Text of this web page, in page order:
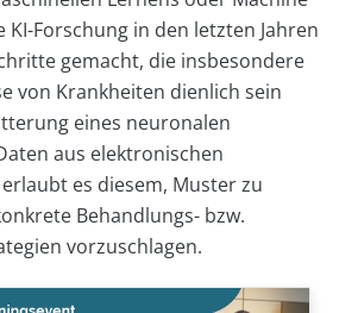
KI-Forschung in den letzten Jahren
gemacht, die insbesondere
von Krankheiten dienlich sein
eines neuronalen
aus elektronischen
es diesem, Muster zu
Behandlungs- bzw.
vorzuschlagen.